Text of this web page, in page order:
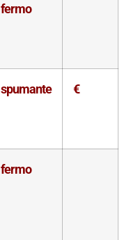
fermo
spumante €
fermo